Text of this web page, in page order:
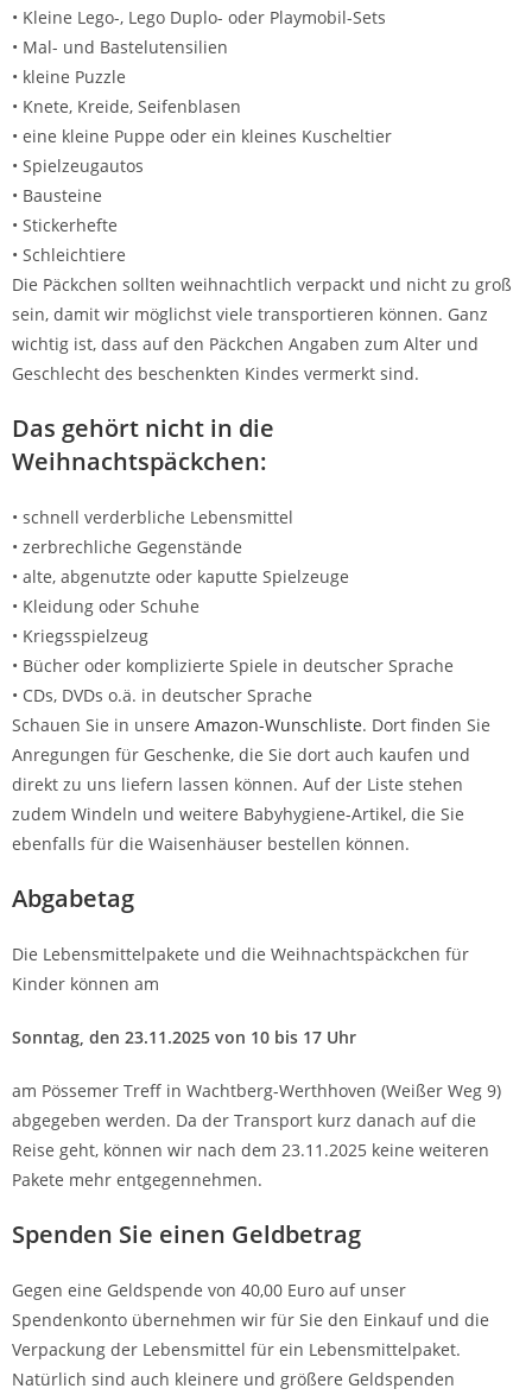
• Kleine Lego-, Lego Duplo- oder Playmobil-Sets
• Mal- und Bastelutensilien
• kleine Puzzle
• Knete, Kreide, Seifenblasen
• eine kleine Puppe oder ein kleines Kuscheltier
• Spielzeugautos
• Bausteine
• Stickerhefte
• Schleichtiere
Die Päckchen sollten weihnachtlich verpackt und nicht zu groß
sein, damit wir möglichst viele transportieren können. Ganz
wichtig ist, dass auf den Päckchen Angaben zum Alter und
Geschlecht des beschenkten Kindes vermerkt sind.
Das gehört nicht in die
Weihnachtspäckchen:
• schnell verderbliche Lebensmittel
• zerbrechliche Gegenstände
• alte, abgenutzte oder kaputte Spielzeuge
• Kleidung oder Schuhe
• Kriegsspielzeug
• Bücher oder komplizierte Spiele in deutscher Sprache
• CDs, DVDs o.ä. in deutscher Sprache
Schauen Sie in unsere Amazon-Wunschliste. Dort finden Sie
Anregungen für Geschenke, die Sie dort auch kaufen und
direkt zu uns liefern lassen können. Auf der Liste stehen
zudem Windeln und weitere Babyhygiene-Artikel, die Sie
ebenfalls für die Waisenhäuser bestellen können.
Abgabetag
Die Lebensmittelpakete und die Weihnachtspäckchen für
Kinder können am
Sonntag, den 23.11.2025 von 10 bis 17 Uhr
am Pössemer Treff in Wachtberg-Werthhoven (Weißer Weg 9)
abgegeben werden. Da der Transport kurz danach auf die
Reise geht, können wir nach dem 23.11.2025 keine weiteren
Pakete mehr entgegennehmen.
Spenden Sie einen Geldbetrag
Gegen eine Geldspende von 40,00 Euro auf unser
Spendenkonto übernehmen wir für Sie den Einkauf und die
Verpackung der Lebensmittel für ein Lebensmittelpaket.
Natürlich sind auch kleinere und größere Geldspenden